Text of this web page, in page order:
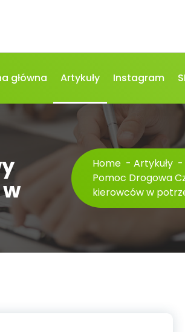
główna Artykuły Instagram
Home - Artykuły -
Pomoc Drogowa
kierowców w